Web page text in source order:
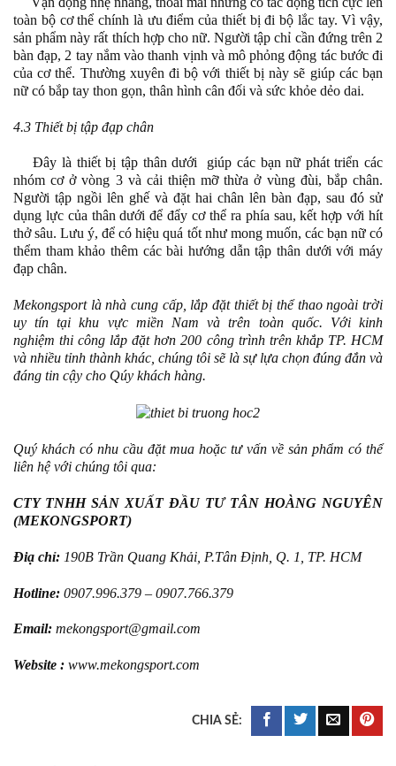
toàn bộ cơ thể chính là ưu điểm của thiết bị đi bộ lắc tay. Vì vậy,
sản phẩm này rất thích hợp cho nữ. Người tập chỉ cần đứng trên 2
bàn đạp, 2 tay nắm vào thanh vịnh và mô phỏng động tác bước đi
của cơ thể. Thường xuyên đi bộ với thiết bị này sẽ giúp các bạn
nữ có bắp tay thon gọn, thân hình cân đối và sức khỏe dẻo dai.
4.3 Thiết bị tập đạp chân
Đây là thiết bị tập thân dưới giúp các bạn nữ phát triển các
nhóm cơ ở vòng 3 và cải thiện mỡ thừa ở vùng đùi, bắp chân.
Người tập ngồi lên ghế và đặt hai chân lên bàn đạp, sau đó sử
dụng lực của thân dưới để đẩy cơ thể ra phía sau, kết hợp với hít
thở sâu. Lưu ý, để có hiệu quá tốt như mong muốn, các bạn nữ có
thểm tham khảo thêm các bài hướng dẫn tập thân dưới với máy
đạp chân.
Mekongsport là nhà cung cấp, lắp đặt thiết bị thể thao ngoài trời
uy tín tại khu vực miền Nam và trên toàn quốc. Với kinh
nghiệm thi công lắp đặt hơn 200 công trình trên khắp TP. HCM
và nhiều tỉnh thành khác, chúng tôi sẽ là sự lựa chọn đúng đắn và
đáng tin cậy cho Qúy khách hàng.
Quý khách có nhu cầu đặt mua hoặc tư vấn về sản phẩm có thể
liên hệ với chúng tôi qua:
CTY TNHH SẢN XUẤT ĐẦU TƯ TÂN HOÀNG NGUYÊN
(MEKONGSPORT)
Điạ chỉ: 190B Trần Quang Khải, P.Tân Định, Q. 1, TP. HCM
Hotline: 0907.996.379 – 0907.766.379
Email: mekongsport@gmail.com
Website : www.mekongsport.com